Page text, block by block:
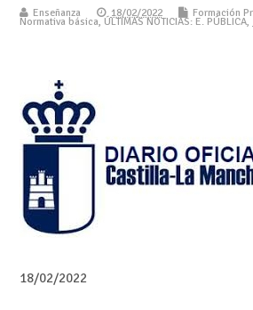
Enseñanza 18/02/2022 Formación
Normativa básica, ÚLTIMAS NOTICIAS: E. PÚBLICA,
18/02/2022